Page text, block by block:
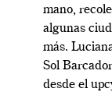
mano,
algunas
más.
Sol
desde el